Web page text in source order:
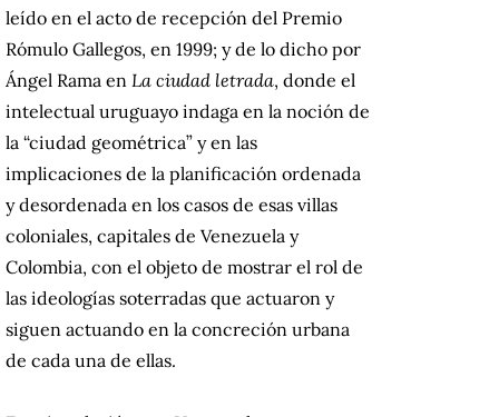
leído en el acto de recepción del Premio
Rómulo Gallegos, en 1999; y de lo dicho por
Ángel Rama en La ciudad letrada, donde el
intelectual uruguayo indaga en la noción de
la “ciudad geométrica” y en las
implicaciones de la planificación ordenada
y desordenada en los casos de esas villas
coloniales, capitales de Venezuela y
Colombia, con el objeto de mostrar el rol de
las ideologías soterradas que actuaron y
siguen actuando en la concreción urbana
de cada una de ellas.